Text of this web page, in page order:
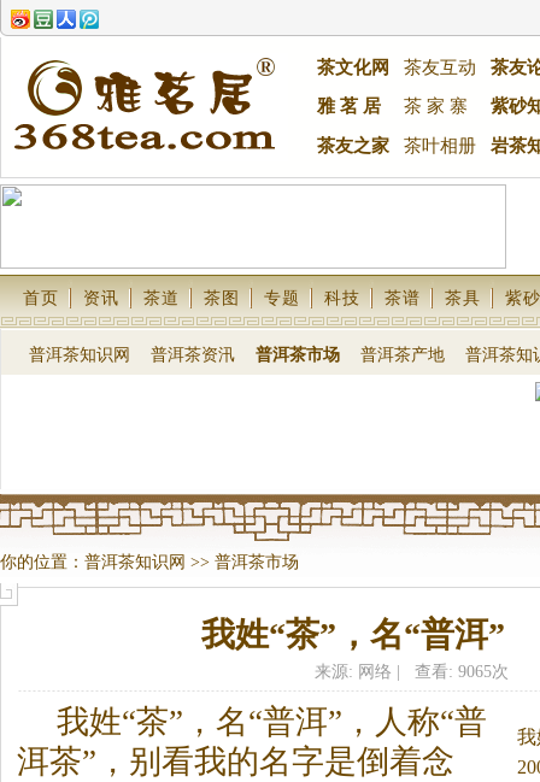
茶文化网 茶友互动
茶友
雅 茗 居
茶 家 寨 紫砂
茶友之家 茶叶相册 岩茶
首页 资讯 茶道 茶图 专题 科技 茶谱 茶具 紫砂
普洱茶知识网 普洱茶资汛 普洱茶市场 普洱茶产地 普洱茶知
你的位置： 普洱茶知识网 >> 普洱茶市场
我姓“茶”，名“普洱”
来源: 网络 | 查看: 9065次
我
我姓“茶”，名“普洱”，人称“普
洱茶”，别看我的名字是倒着念